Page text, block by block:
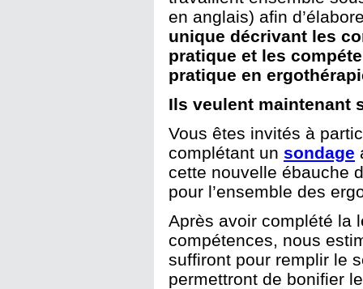
en anglais) afin
unique décrivant les
pratique et les
pratique en
Ils veulent maintenant
Vous êtes invités à
complétant un sondage
cette nouvelle ébauche
pour l’ensemble des
Après avoir complété la
compétences, nous
suffiront pour remplir le
permettront de bonifier